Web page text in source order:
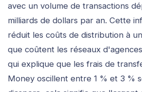
avec un volume de transactions
milliards de dollars par an. Cette
réduit les coûts de distribution à
que coûtent les réseaux
qui explique que les frais de
Money oscillent entre 1 % et 3 %